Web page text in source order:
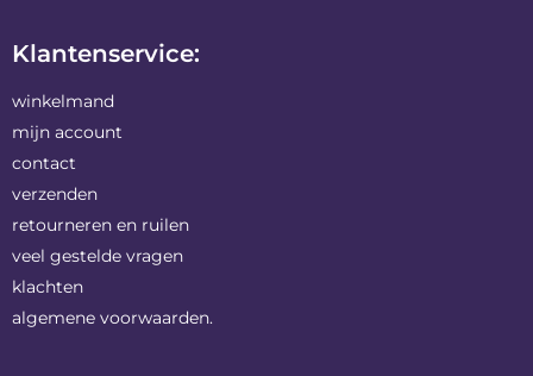
Klantenservice:
winkelmand
mijn account
contact
verzenden
retourneren en ruilen
veel gestelde vragen
klachten
algemene voorwaarden.